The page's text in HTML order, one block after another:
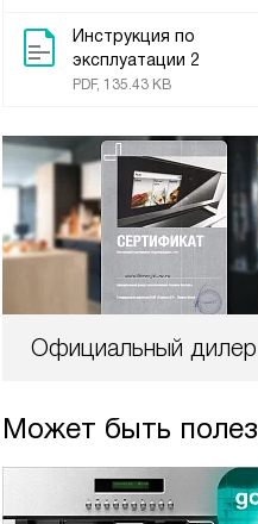
Инструкция по
эксплуатации 2
PDF, 135.43 KB
Официальный дилер
Может быть